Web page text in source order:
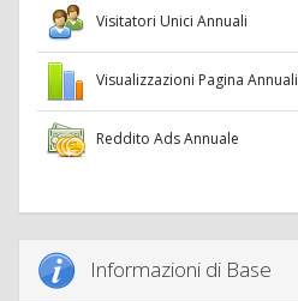
Visitatori Unici Annuali
Visualizzazioni Pagina Annuali
Reddito Ads Annuale
Informazioni di Base